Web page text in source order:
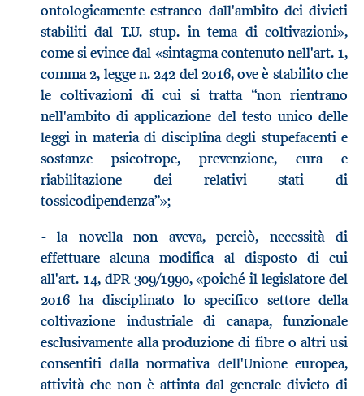
ontologicamente estraneo dall'ambito dei divieti
stabiliti dal T.U. stup. in tema di coltivazioni»,
come si evince dal «sintagma contenuto nell'art. 1,
comma 2, legge n. 242 del 2016, ove è stabilito che
le coltivazioni di cui si tratta “non rientrano
nell'ambito di applicazione del testo unico delle
leggi in materia di disciplina degli stupefacenti e
sostanze psicotrope, prevenzione, cura e
riabilitazione dei relativi stati di
tossicodipendenza”»;
- la novella non aveva, perciò, necessità di
effettuare alcuna modifica al disposto di cui
all'art. 14, dPR 309/1990, «poiché il legislatore del
2016 ha disciplinato lo specifico settore della
coltivazione industriale di canapa, funzionale
esclusivamente alla produzione di fibre o altri usi
consentiti dalla normativa dell'Unione europea,
attività che non è attinta dal generale divieto di